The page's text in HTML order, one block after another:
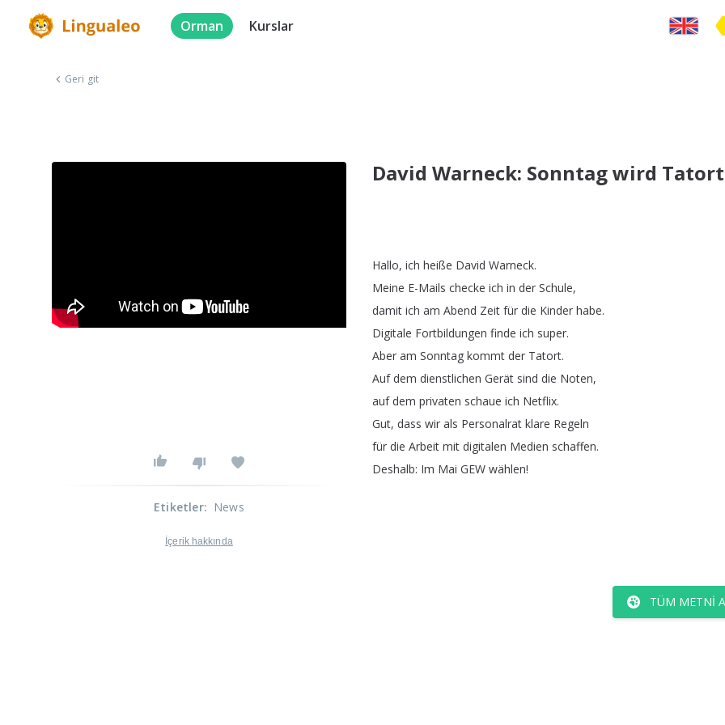
Orman Kurslar
Geri git
David Warneck: Sonntag wird
Hallo, ich heiße David Warneck.
Meine E-Mails checke ich in der Schule,
damit ich am Abend Zeit für die Kinder habe.
Digitale Fortbildungen finde ich super.
Aber am Sonntag kommt der Tatort.
Auf dem dienstlichen Gerät sind die Noten,
auf dem privaten schaue ich Netflix.
Gut, dass wir als Personalrat klare Regeln
für die Arbeit mit digitalen Medien schaffen.
Deshalb: Im Mai GEW wählen!
TÜM METNI
Etiketler: News
İçerik hakkında